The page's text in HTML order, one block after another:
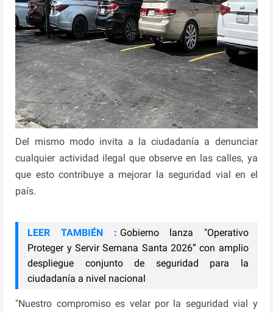
Del mismo modo invita a la ciudadanía a denunciar
cualquier actividad ilegal que observe en las calles, ya
que esto contribuye a mejorar la seguridad vial en el
país.
LEER TAMBIÉN : Gobierno lanza "Operativo
Proteger y Servir Semana Santa 2026” con amplio
despliegue conjunto de seguridad para la
ciudadanía a nivel nacional
"Nuestro compromiso es velar por la seguridad vial y